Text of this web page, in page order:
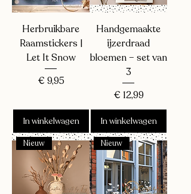
Herbruikbare
Raamstickers |
Let It Snow
Prijs
€ 9,95
In winkelwagen
Handgemaakte
ijzerdraad
bloemen – set van
3
Prijs
€ 12,99
In winkelwagen
Nieuw Nieuw